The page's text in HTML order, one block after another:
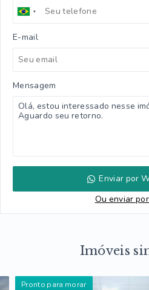
E-mail
Mensagem
Enviar por
Ou enviar
Imóveis
Pronto para morar